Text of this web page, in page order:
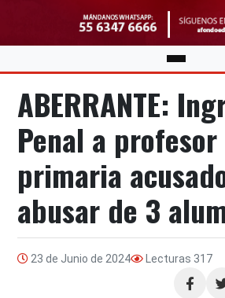
ABERRANTE:
Penal a
primaria
abusar de 3
23 de Junio de 2024 Lecturas 317
Compartir